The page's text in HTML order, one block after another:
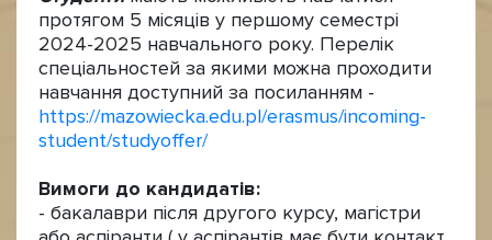
протягом 5 місяців у першому семестрі
2024-2025 навчального року. Перелік
спеціальностей за якими можна проходити
навчання доступний за посиланням -
https://mazowiecka.edu.pl/erasmus/incoming-
student/studyoffer/
Вимоги до кандидатів:
- бакалаври після другого курсу, магістри